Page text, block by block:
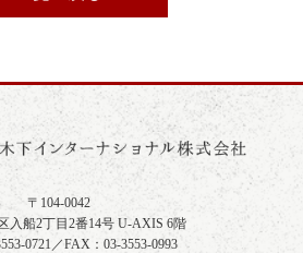
〒104-0042
入船2丁目2番14号 U-AXIS 6階
0721／FAX：03-3553-0993